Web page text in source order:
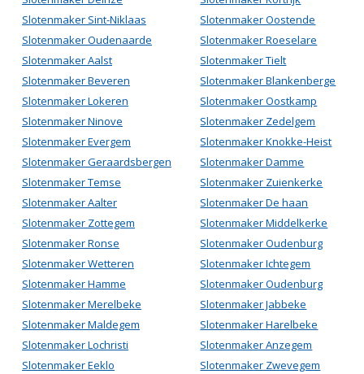
Slotenmaker Sint-Niklaas
Slotenmaker Oudenaarde
Slotenmaker Aalst
Slotenmaker Beveren
Slotenmaker Lokeren
Slotenmaker Ninove
Slotenmaker Evergem
Slotenmaker Geraardsbergen
Slotenmaker Temse
Slotenmaker Aalter
Slotenmaker Zottegem
Slotenmaker Ronse
Slotenmaker Wetteren
Slotenmaker Hamme
Slotenmaker Merelbeke
Slotenmaker Maldegem
Slotenmaker Lochristi
Slotenmaker Eeklo
Slotenmaker Oostende
Slotenmaker Roeselare
Slotenmaker Tielt
Slotenmaker Blankenberge
Slotenmaker Oostkamp
Slotenmaker Zedelgem
Slotenmaker Knokke-Heist
Slotenmaker Damme
Slotenmaker Zuienkerke
Slotenmaker De haan
Slotenmaker Middelkerke
Slotenmaker Oudenburg
Slotenmaker Ichtegem
Slotenmaker Oudenburg
Slotenmaker Jabbeke
Slotenmaker Harelbeke
Slotenmaker Anzegem
Slotenmaker Zwevegem